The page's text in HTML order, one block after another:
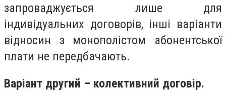
запроваджується лише для
індивідуальних договорів, інші варіанти
відносин з монополістом абонентської
плати не передбачають.
Варіант другий – колективний договір.